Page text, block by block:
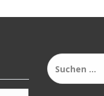
Suchen
nach: